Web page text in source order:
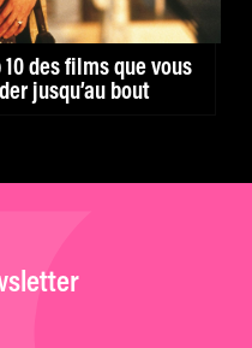
10 des films que vous
jusqu’au bout